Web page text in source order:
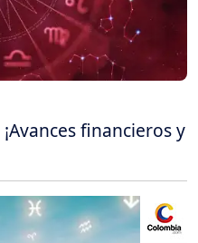
financieros y